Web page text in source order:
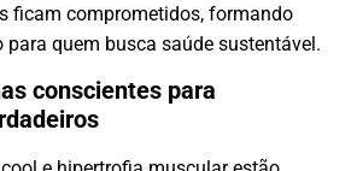
ficam comprometidos, formando
quem busca saúde sustentável.
conscientes para